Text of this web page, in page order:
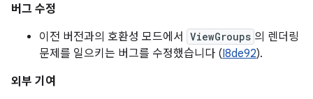
버그 수정
이전 버전과의 호환성 모드에서
ViewGroups 의 렌더링
문제를 일으키는 버그를 수정했습니다 (I8de92).
외부 기여